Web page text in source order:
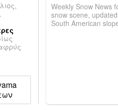
Weekly Snow News
snow scene,
South American